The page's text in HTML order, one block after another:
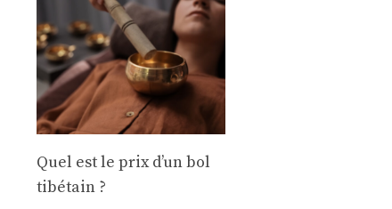
Quel est le prix d’un bol
tibétain ?